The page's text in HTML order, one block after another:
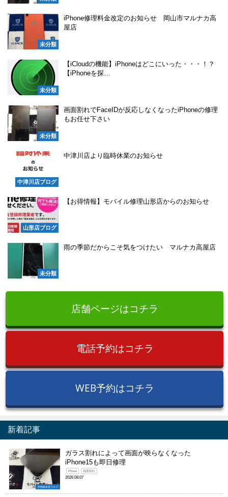
未分類
iPhone修理料金改定のお知らせ 岡山市マルナカ高
屋店
未分類
【iCloudの機能】iPhoneはどこにいった・・・！？
【iPhoneを探…
未分類
画面割れでFaceIDが反応しなくなったiPhoneの修理
もお任せ下さい
中津川店ブログ
中津川店より臨時休業のお知らせ
山形店ブログ
【お得情報】モバイル修理山形店からのお知らせ
未分類
雨の季節だからこそ気をつけたい マルナカ高屋店
店舗ページはコチラ
電話予約はコチラ
WEB予約はコチラ
新着記事
伊勢崎本店ブログ
ガラス割れによって画面が映らなくなった
iPhone15も即日修理
iPhone 画面割れ
2026.08.07